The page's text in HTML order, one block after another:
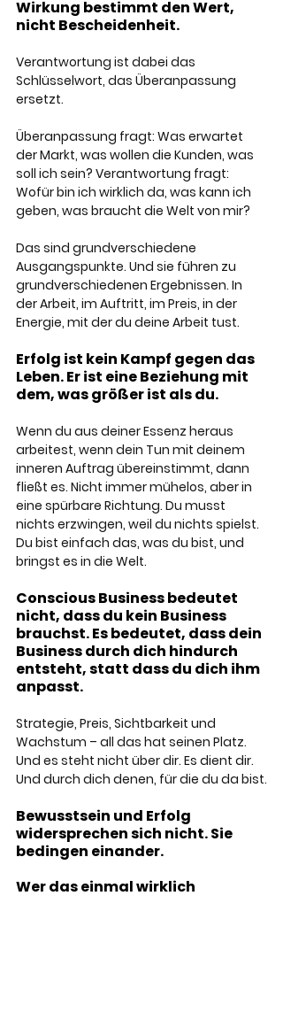
Wirkung bestimmt den Wert,
nicht Bescheidenheit.
Verantwortung ist dabei das
Schlüsselwort, das Überanpassung
ersetzt.
Überanpassung fragt: Was erwartet
der Markt, was wollen die Kunden, was
soll ich sein? Verantwortung fragt:
Wofür bin ich wirklich da, was kann ich
geben, was braucht die Welt von mir?
Das sind grundverschiedene
Ausgangspunkte. Und sie führen zu
grundverschiedenen Ergebnissen. In
der Arbeit, im Auftritt, im Preis, in der
Energie, mit der du deine Arbeit tust.
Erfolg ist kein Kampf gegen das
Leben. Er ist eine Beziehung mit
dem, was größer ist als du.
Wenn du aus deiner Essenz heraus
arbeitest, wenn dein Tun mit deinem
inneren Auftrag übereinstimmt, dann
fließt es. Nicht immer mühelos, aber in
eine spürbare Richtung. Du musst
nichts erzwingen, weil du nichts spielst.
Du bist einfach das, was du bist, und
bringst es in die Welt.
Conscious Business bedeutet
nicht, dass du kein Business
brauchst. Es bedeutet, dass dein
Business durch dich hindurch
entsteht, statt dass du dich ihm
anpasst.
Strategie, Preis, Sichtbarkeit und
Wachstum – all das hat seinen Platz.
Und es steht nicht über dir. Es dient dir.
Und durch dich denen, für die du da bist.
Bewusstsein und Erfolg
widersprechen sich nicht. Sie
bedingen einander.
Wer das einmal wirklich